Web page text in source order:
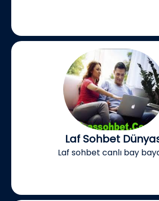
Laf Sohbet
Laf sohbet canlı bay